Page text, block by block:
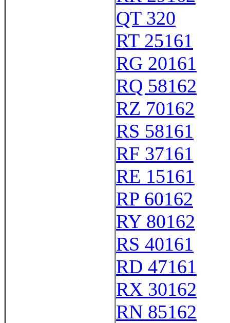
QT 320
RT 25161
RG 20161
RQ 58162
RZ 70162
RS 58161
RF 37161
RE 15161
RP 60162
RY 80162
RS 40161
RD 47161
RX 30162
RN 85162